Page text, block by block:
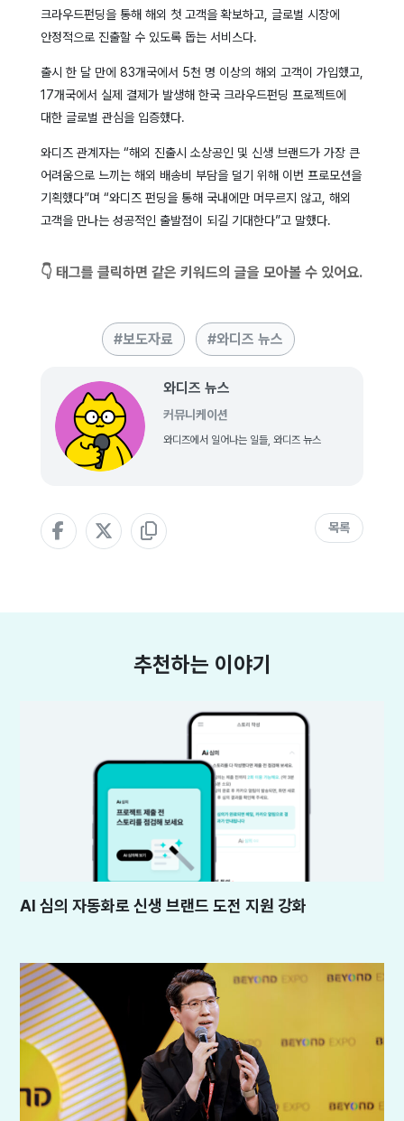
크라우드펀딩을 통해 해외 첫 고객을 확보하고, 글로벌 시장에
안정적으로 진출할 수 있도록 돕는 서비스다.
출시 한 달 만에 83개국에서 5천 명 이상의 해외 고객이 가입했고,
17개국에서 실제 결제가 발생해 한국 크라우드펀딩 프로젝트에
대한 글로벌 관심을 입증했다.
와디즈 관계자는 “해외 진출시 소상공인 및 신생 브랜드가 가장 큰
어려움으로 느끼는 해외 배송비 부담을 덜기 위해 이번 프로모션을
기획했다”며 “와디즈 펀딩을 통해 국내에만 머무르지 않고, 해외
고객을 만나는 성공적인 출발점이 되길 기대한다”고 말했다.
👇 태그를 클릭하면 같은 키워드의 글을 모아볼 수 있어요.
보도자료 와디즈 뉴스
와디즈 뉴스
커뮤니케이션
와디즈에서 일어나는 일들, 와디즈 뉴스
목록
추천하는 이야기
AI 심의 자동화로 신생 브랜드 도전 지원 강화